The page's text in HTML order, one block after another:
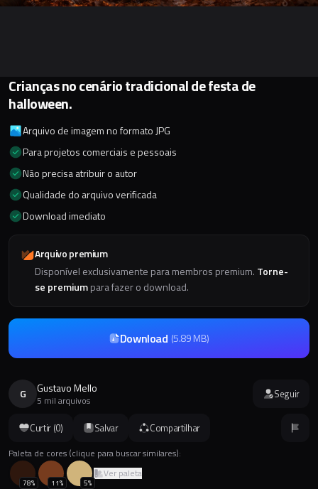
Curtir (0) Salvar Compartilhar
Paleta de cores (clique para buscar similares):
78% 11% 5%
Ver paleta
Crianças no cenário tradicional de festa de
halloween.
Arquivo de imagem no formato JPG
Para projetos comerciais e pessoais
Não precisa atribuir o autor
Qualidade do arquivo verificada
Download imediato
Arquivo premium
Disponível exclusivamente para membros premium. Torne-
se premiumpara fazer o download.
Download (5.89 MB)
G Gustavo Mello
5 mil arquivos Seguir